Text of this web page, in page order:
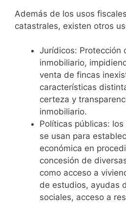
Además de los usos
catastrales, existen otros
Jurídicos: Protección
inmobiliario,
venta de fincas
características
certeza y
inmobiliario.
Políticas públicas:
se usan para
económica en
concesión de
como acceso a
de estudios, ayudas
sociales, acceso a